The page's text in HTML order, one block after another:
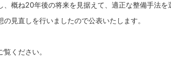
、概ね20年後の将来を見据えて、適正な整備手法
の見直しを行いましたので公表いたします。
ください。